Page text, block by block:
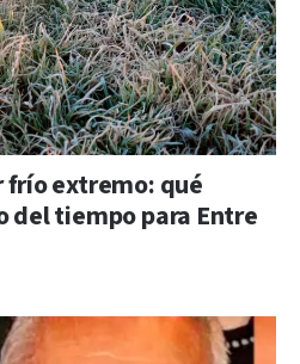
frío extremo: qué
del tiempo para Entre